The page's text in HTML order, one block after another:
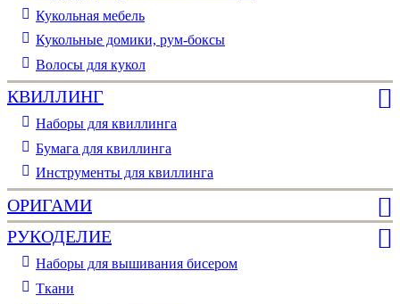
Кукольная мебель
Кукольные домики, рум-боксы
Волосы для кукол
КВИЛЛИНГ
Наборы для квиллинга
Бумага для квиллинга
Инструменты для квиллинга
ОРИГАМИ
РУКОДЕЛИЕ
Наборы для вышивания бисером
Ткани